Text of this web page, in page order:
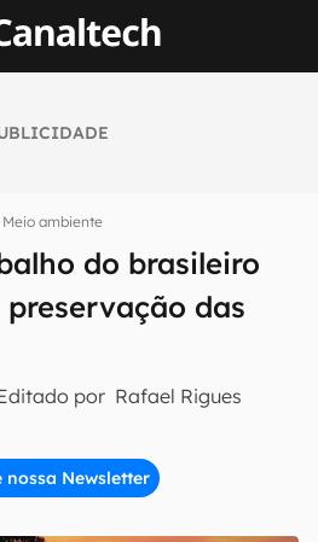
Meio ambiente
do brasileiro
das
por Rafael Rigues
nossa Newsletter
tecnologia em primeira
inscreva-se
e concordo com os Termos de
do Canaltech.